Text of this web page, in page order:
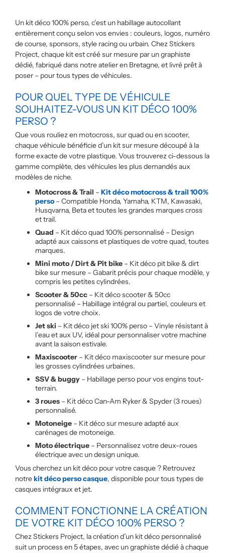
Un kit déco 100% perso, c’est un habillage autocollant
entièrement conçu selon vos envies : couleurs, logos, numéro
de course, sponsors, style racing ou urbain. Chez Stickers
Project, chaque kit est créé sur mesure par un graphiste
dédié, fabriqué dans notre atelier en Bretagne, et livré prêt à
poser – pour tous types de véhicules.
POUR QUEL TYPE DE VÉHICULE
SOUHAITEZ-VOUS UN KIT DÉCO 100%
PERSO ?
Que vous rouliez en motocross, sur quad ou en scooter,
chaque véhicule bénéficie d’un kit sur mesure découpé à la
forme exacte de votre plastique. Vous trouverez ci-dessous la
gamme complète, des véhicules les plus demandés aux
modèles de niche.
Motocross & Trail – Kit déco motocross & trail 100%
perso– Compatible Honda, Yamaha, KTM, Kawasaki,
Husqvarna, Beta et toutes les grandes marques cross
et trail.
Quad – Kit déco quad 100% personnalisé – Design
adapté aux caissons et plastiques de votre quad, toutes
marques.
Mini moto / Dirt & Pit bike – Kit déco pit bike & dirt
bike sur mesure – Gabarit précis pour chaque modèle, y
compris les petites cylindrées.
Scooter & 50cc – Kit déco scooter & 50cc
personnalisé – Habillage intégral ou partiel, couleurs et
logos de votre choix.
Jet ski – Kit déco jet ski 100% perso – Vinyle résistant à
l’eau et aux UV, idéal pour personnaliser votre machine
avant la saison estivale.
Maxiscooter – Kit déco maxiscooter sur mesure pour
les grosses cylindrées urbaines.
SSV & buggy – Habillage perso pour vos engins tout-
terrain.
3 roues – Kit déco Can-Am Ryker & Spyder (3 roues)
personnalisé.
Motoneige – Kit déco sur mesure adapté aux
carénages de motoneige.
Moto électrique – Personnalisez votre deux-roues
électrique avec un design unique.
Vous cherchez un kit déco pour votre casque ? Retrouvez
notrekit déco perso casque, disponible pour tous types de
casques intégraux et jet.
COMMENT FONCTIONNE LA CRÉATION
DE VOTRE KIT DÉCO 100% PERSO ?
Chez Stickers Project, la création d’un kit déco personnalisé
suit un process en 5 étapes, avec un graphiste dédié à chaque